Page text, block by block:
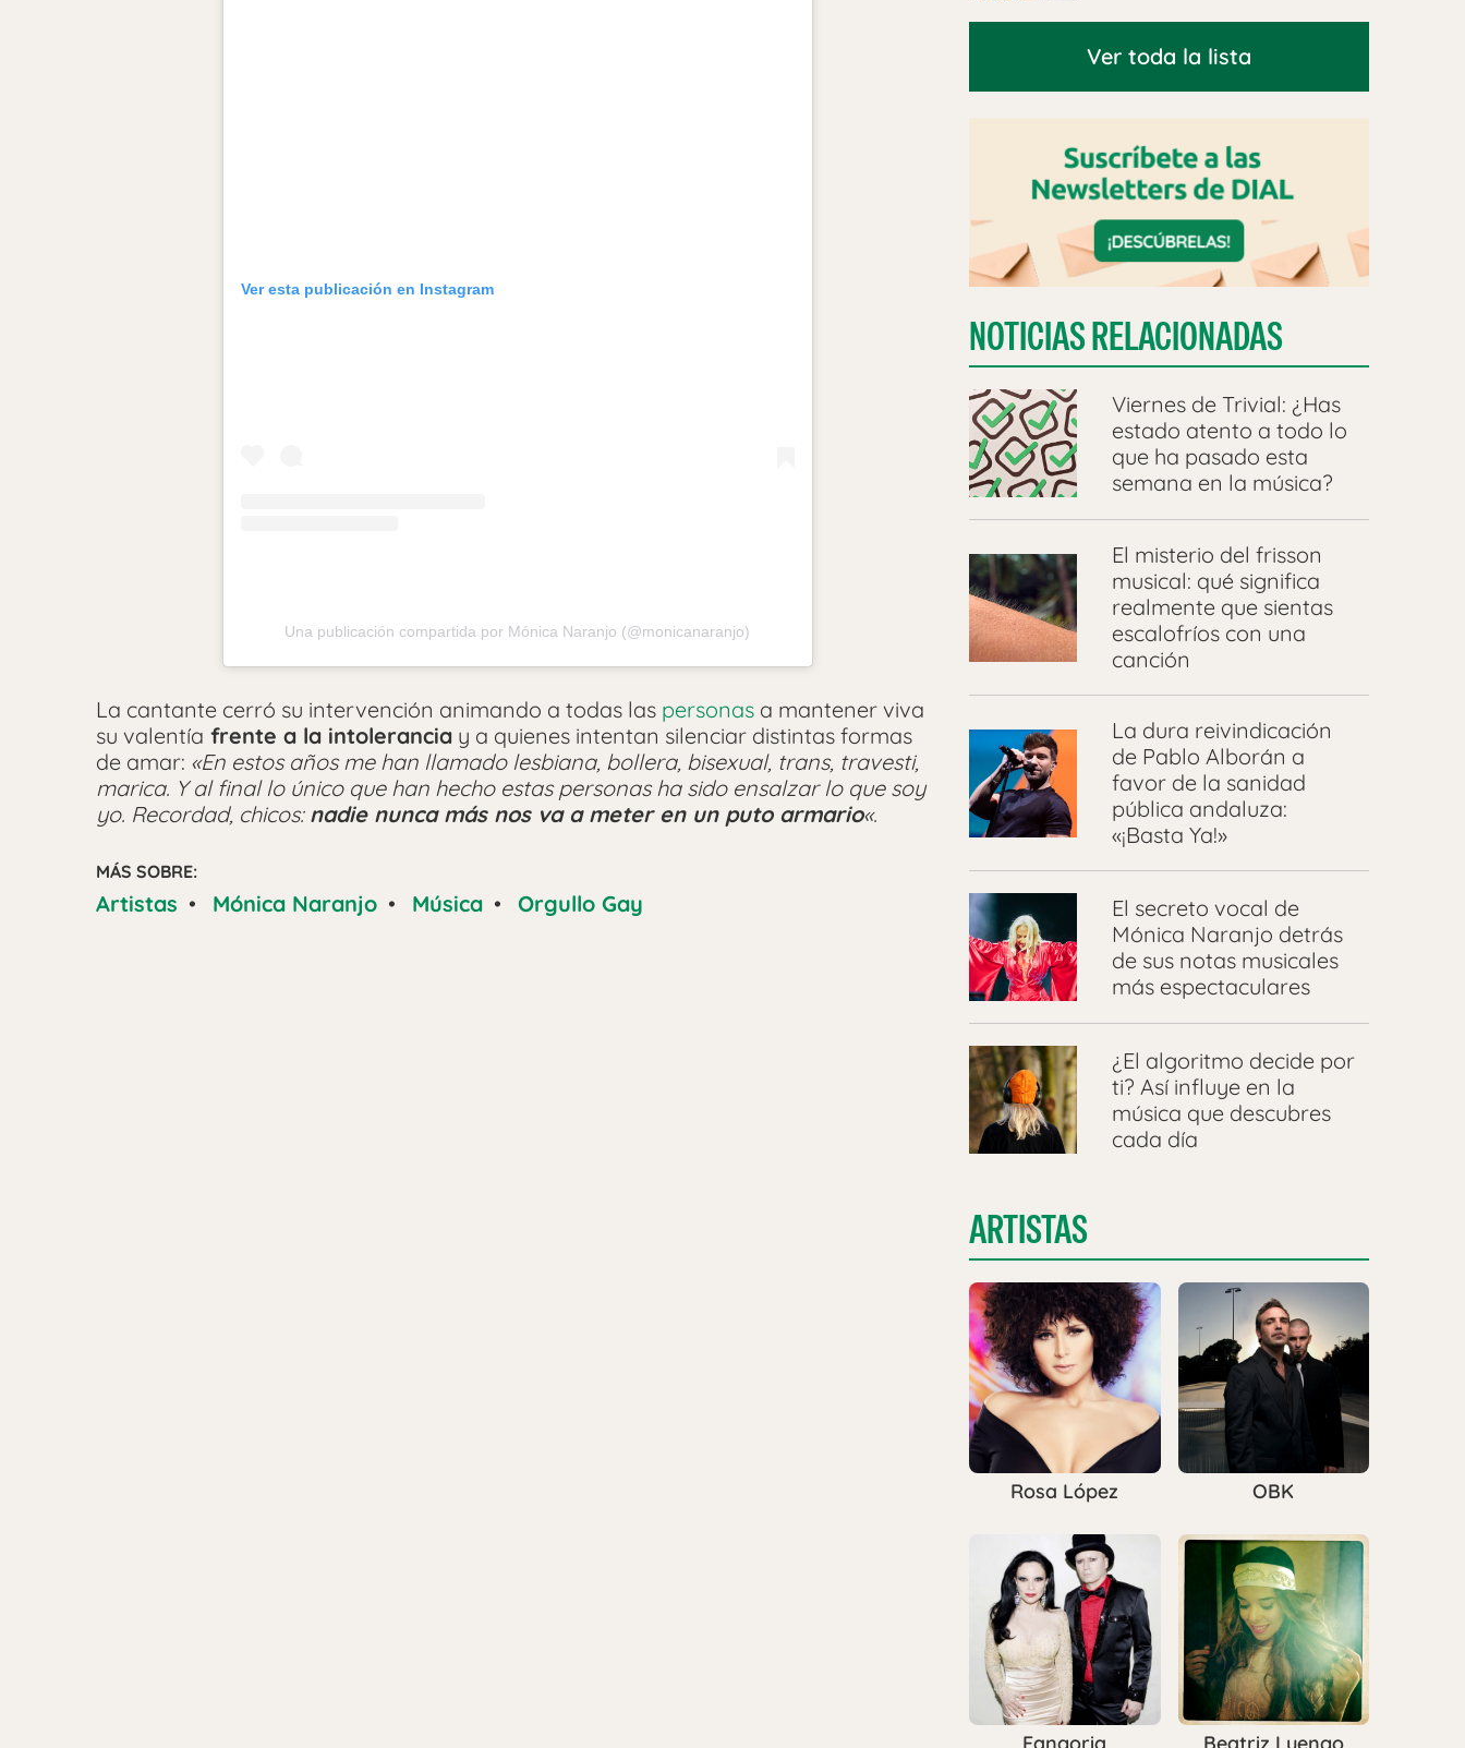
Ver esta publicación en Instagram
Una publicación compartida por Mónica Naranjo (@monicanaranjo)
La cantante cerró su intervención animando a todas las personas a mantener viva
su valentía frente a la intolerancia y a quienes intentan silenciar distintas formas
de amar: «En estos años me han llamado lesbiana, bollera, bisexual, trans, travesti,
marica. Y al final lo único que han hecho estas personas ha sido ensalzar lo que soy
yo. Recordad, chicos: nadie nunca más nos va a meter en un puto armario«.
MÁS SOBRE:
Artistas • Mónica Naranjo • Música • Orgullo Gay
Ver toda la lista
NOTICIAS RELACIONADAS
Viernes de Trivial: ¿Has
estado atento a todo lo
que ha pasado esta
semana en la música?
El misterio del frisson
musical: qué significa
realmente que sientas
escalofríos con una
canción
La dura reivindicación
de Pablo Alborán a
favor de la sanidad
pública andaluza:
«¡Basta Ya!»
El secreto vocal de
Mónica Naranjo detrás
de sus notas musicales
más espectaculares
¿El algoritmo decide por
ti? Así influye en la
música que descubres
cada día
ARTISTAS
Rosa López OBK